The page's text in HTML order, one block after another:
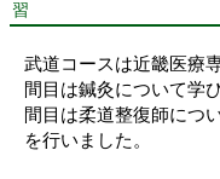
習
武道コースは近畿医療
間目は鍼灸について学
間目は柔道整復師につ
を行いました。